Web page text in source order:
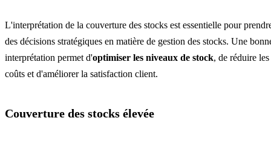
L'interprétation de la couverture des stocks est essentielle pour
des décisions stratégiques en matière de gestion des stocks. Une
interprétation permet d'optimiser les niveaux de stock, de réduire les
coûts et d'améliorer la satisfaction client.
Couverture des stocks élevée